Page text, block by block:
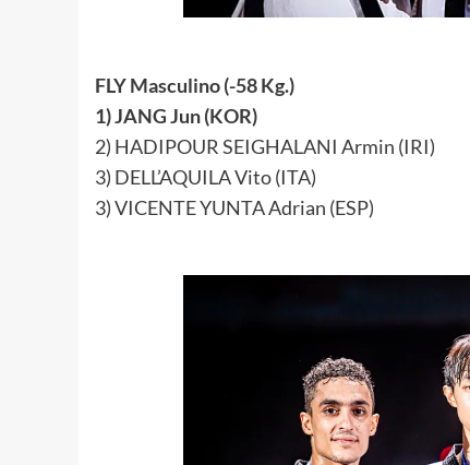
FLY Masculino (-58 Kg.)
1) JANG Jun (KOR)
2) HADIPOUR SEIGHALANI Armin (IRI)
3) DELL’AQUILA Vito (ITA)
3) VICENTE YUNTA Adrian (ESP)